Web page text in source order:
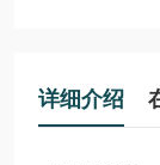
详细介绍